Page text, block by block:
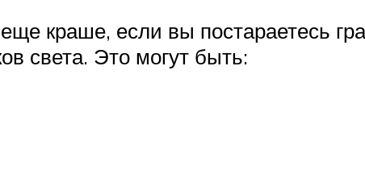
краше, если вы постараетесь
света. Это могут быть: